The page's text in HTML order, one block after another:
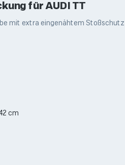
für AUDI TT
mit extra eingenähtem